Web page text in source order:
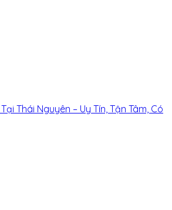
Thái Nguyên – Uy Tín, Tận Tâm, Có